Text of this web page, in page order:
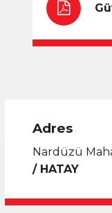
Adres
Nardüzü
/ HATAY